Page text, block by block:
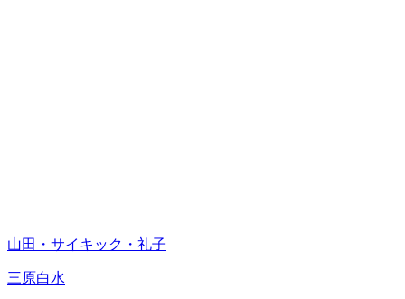
山田・サイキック・礼子
三原白水